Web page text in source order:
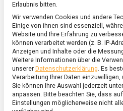
Erlaubnis bitten.
Wir verwenden Cookies und andere
Einige von ihnen sind essenziell,
Website und Ihre Erfahrung zu
können verarbeitet werden (z. B. IP-
Anzeigen und Inhalte oder die
Weitere Informationen über die
unserer Datenschutzerklärung. Es
Verarbeitung Ihrer Daten
Sie können Ihre Auswahl jederzeit unter
anpassen. Bitte beachten Sie, dass
Einstellungen möglicherweise nicht